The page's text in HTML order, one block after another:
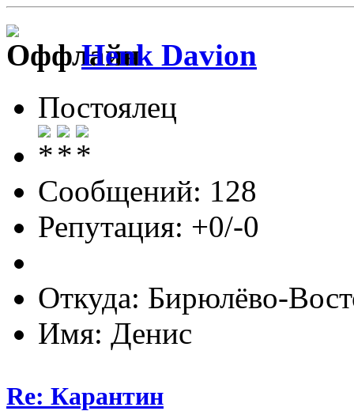
Henk Davion
Постоялец
Сообщений: 128
Репутация: +0/-0
Откуда: Бирюлёво-
Имя: Денис
Re: Карантин